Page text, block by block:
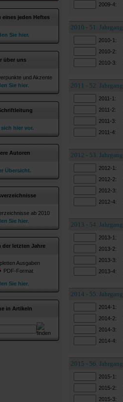
eines jeden Heftes
Sie hier.
über uns
und Akzente
Sie hier
hier vor.
Autoren
Übersicht.
ab 2010
Sie hier
der letzten Jahre
Ausgaben
PDF-Format
Sie hier
in Artikeln
2009-4:
2010 - 51. Jahrgang
2010-1:
2010-2:
2010-3:
2011 - 52. Jahrgang
2011-1:
2011-2:
2011-3:
2011-4:
2012 - 53. Jahrgang
2012-1:
2012-2:
2012-3:
2012-4:
2013 - 54. Jahrgang
2013-1:
2013-2:
2013-3:
2013-4:
2014 - 55. Jahrgang
2014-1:
2014-2:
2014-3:
2014-4:
2015 - 56. Jahrgang
2015-1:
2015-2:
2015-3: